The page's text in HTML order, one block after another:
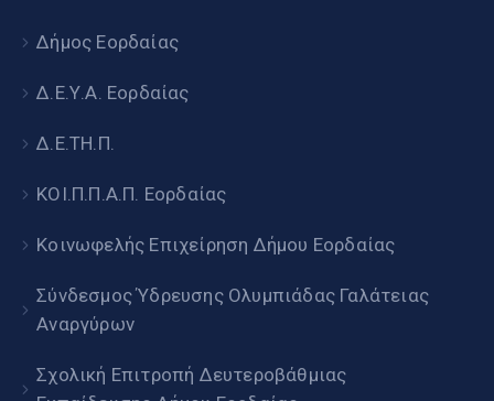
Δήμος Εορδαίας
Δ.Ε.Υ.Α. Εορδαίας
Δ.Ε.ΤΗ.Π.
ΚΟΙ.Π.Π.Α.Π. Εορδαίας
Κοινωφελής Επιχείρηση Δήμου Εορδαίας
Σύνδεσμος Ύδρευσης Ολυμπιάδας Γαλάτειας
Αναργύρων
Σχολική Επιτροπή Δευτεροβάθμιας